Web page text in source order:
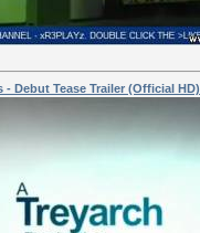
Debut Tease Trailer (Official HD)